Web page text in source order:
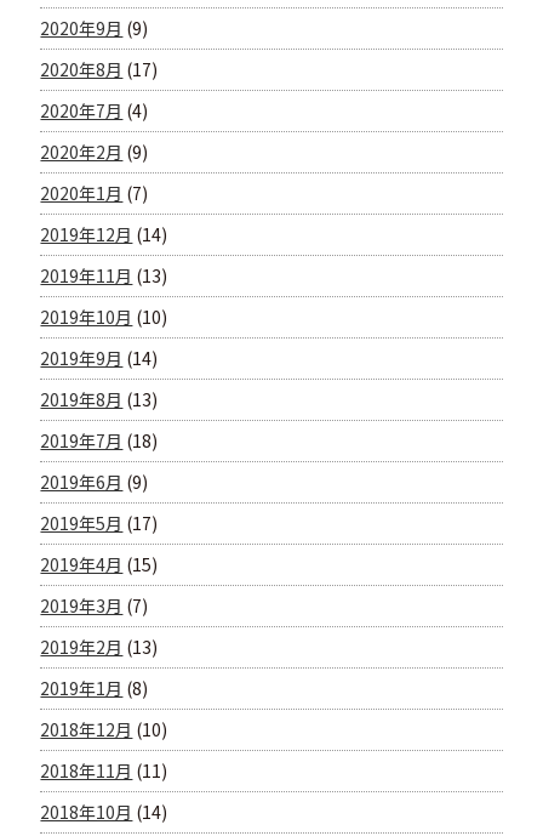
2020年9月 (9)
2020年8月 (17)
2020年7月 (4)
2020年2月 (9)
2020年1月 (7)
2019年12月 (14)
2019年11月 (13)
2019年10月 (10)
2019年9月 (14)
2019年8月 (13)
2019年7月 (18)
2019年6月 (9)
2019年5月 (17)
2019年4月 (15)
2019年3月 (7)
2019年2月 (13)
2019年1月 (8)
2018年12月 (10)
2018年11月 (11)
2018年10月 (14)